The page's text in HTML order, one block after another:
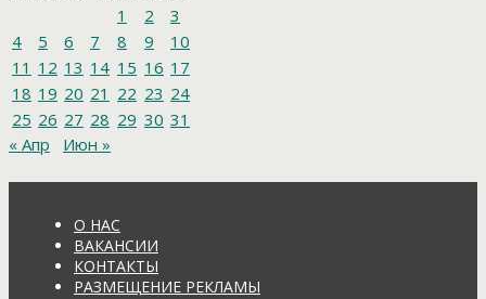
1
2
3
4
5 6 7 8 9
10
11 12 13 14 15 16 17
18 19 20 21 22 23 24
25 26 27 28 29 30 31
« Апр
Июн »
О НАС
ВАКАНСИИ
КОНТАКТЫ
РАЗМЕЩЕНИЕ РЕКЛАМЫ